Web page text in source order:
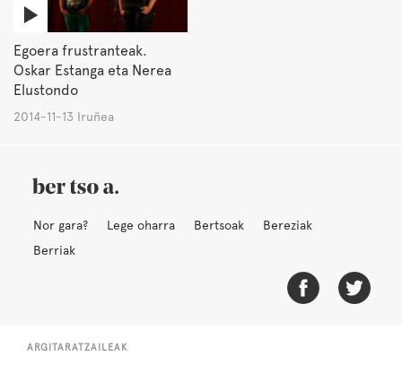
Egoera frustranteak.
Oskar Estanga eta Nerea
Elustondo
2014-11-13 Iruñea
Nor gara? Lege oharra Bertsoak
Bereziak
Berriak
ARGITARATZAILEAK